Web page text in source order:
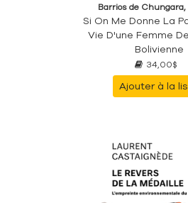
Barrios de Chungara,
Si On Me Donne La
Vie D'une Femme
Bolivienne
34,00$
Ajouter à la